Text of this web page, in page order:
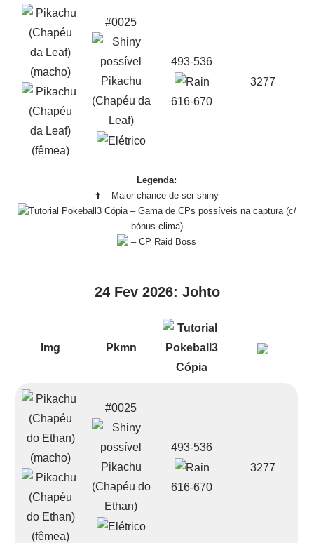
#0025
Pikachu
(Chapéu da
Leaf)
493-536
616-670
3277
Legenda:
⬆️ – Maior chance de ser shiny
– Gama de CPs possíveis na captura (c/
bónus clima)
– CP Raid Boss
24 Fev 2026: Johto
Img Pkmn
#0025
Pikachu
(Chapéu do
Ethan)
493-536
616-670
3277